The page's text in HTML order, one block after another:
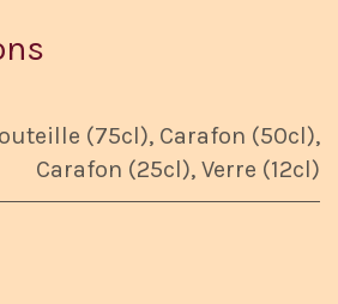
(75cl), Carafon (50cl),
Carafon (25cl), Verre (12cl)